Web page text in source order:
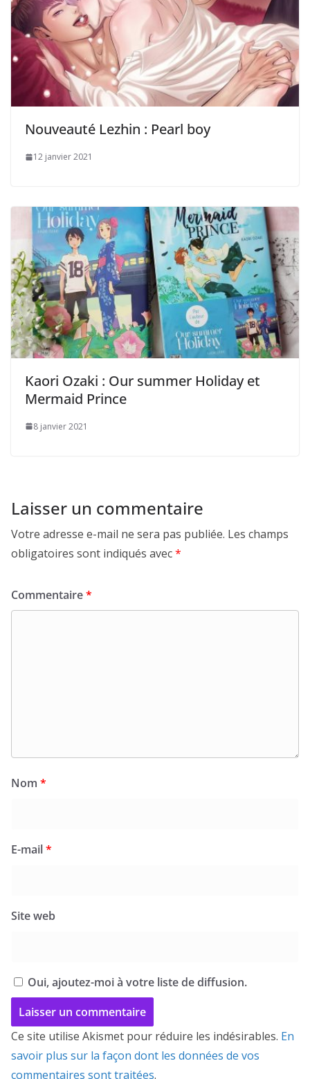
Nouveauté Lezhin : Pearl boy
12 janvier 2021
Kaori Ozaki : Our summer Holiday et
Mermaid Prince
8 janvier 2021
Laisser un commentaire
Votre adresse e-mail ne sera pas publiée. Les champs
obligatoires sont indiqués avec*
Commentaire*
Nom *
E-mail*
Site web
Oui, ajoutez-moi à votre liste de diffusion.
Ce site utilise Akismet pour réduire les indésirables. En
savoir plus sur la façon dont les données de vos
commentaires sont traitées.